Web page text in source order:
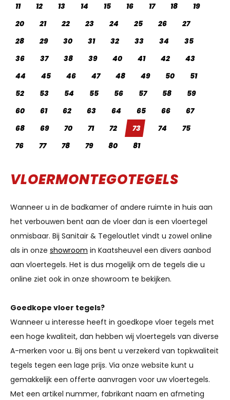
11
12 13 14 15 16 17 18
19
20
21 22 23 24 25 26
27
28
29 30 31 32 33 34
35
36
37 38 39 40 41 42
43
44
45 46 47 48 49 50
51
52
53 54 55 56 57 58
59
60
61 62 63 64 65 66
67
68
69 70 71 72 73 74
75
76
77 78 79 80 81
VLOERMONTEGOTEGELS
Wanneer u in de badkamer of andere ruimte in huis aan
het verbouwen bent aan de vloer dan is een vloertegel
onmisbaar. Bij Sanitair & Tegeloutlet vindt u zowel online
als in onze showroom in Kaatsheuvel een divers aanbod
aan vloertegels. Het is dus mogelijk om de tegels die u
online ziet ook in onze showroom te bekijken.
Goedkope vloer tegels?
Wanneer u interesse heeft in goedkope vloer tegels met
een hoge kwaliteit, dan hebben wij vloertegels van diverse
A-merken voor u. Bij ons bent u verzekerd van topkwaliteit
tegels tegen een lage prijs. Via onze website kunt u
gemakkelijk een offerte aanvragen voor uw vloertegels.
Met een artikel nummer, fabrikant naam en afmeting